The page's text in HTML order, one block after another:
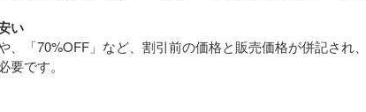
い
、「70%OFF」など、割引前の価格と販売価格が併記され
要です。